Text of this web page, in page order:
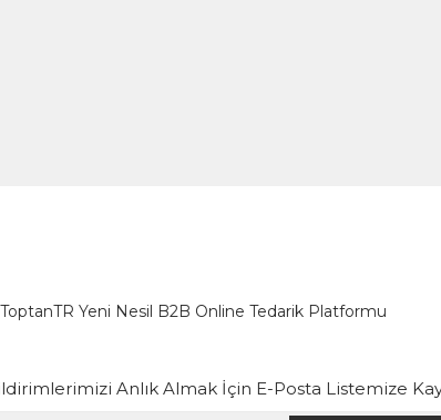
ToptanTR Yeni Nesil B2B Online Tedarik Platformu
Anlık Almak İçin E-Posta Listemize